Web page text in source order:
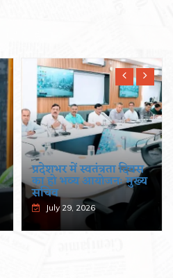
प्रदेशभर में स्वतंत्रता दिवस
का हो भव्य आयोजनः मुख्य
सचिव
July 29, 2026